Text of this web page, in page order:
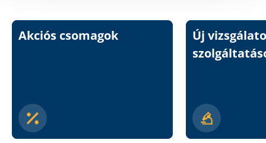
Akciós csomagok
Új